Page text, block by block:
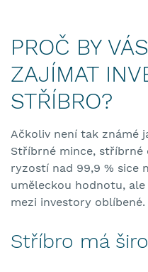
PROČ BY
ZAJÍMAT
STŘÍBRO?
Ačkoliv není tak známé
Stříbrné mince,
ryzostí nad 99,9 % sice
uměleckou hodnotu,
mezi investory oblíbené.
Stříbro má